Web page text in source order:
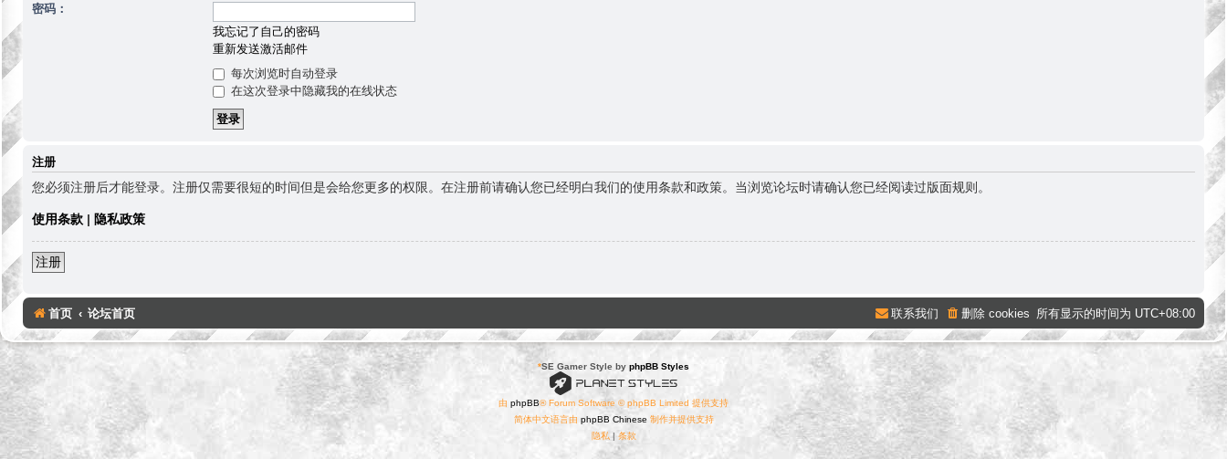
密码：
我忘记了自己的密码
重新发送激活邮件
每次浏览时自动登录
在这次登录中隐藏我的在线状态
注册
您必须注册后才能登录。注册仅需要很短的时间但是会给您更多的权限。在注册前请确认您已经明白我们的使用条款和政策。当浏览论坛时请确认您已经阅读过版面规则。
使用条款 | 隐私政策
注册
首页 论坛首页 所有显示的时间为 UTC+08:00
删除 cookies
联系我们
*SE Gamer Style by phpBB Styles
由 phpBB® Forum Software © phpBB Limited 提供支持
简体中文语言由 phpBB Chinese 制作并提供支持
隐私| 条款